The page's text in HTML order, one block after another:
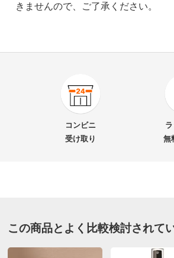
きませんので、ご了承ください。
900-BL08-12
かづきれいこ Deux Program
クレンジングウォーター
お支払い方法
拭き取りタイプのクレンジングはよ
が、こちらは落ちが良く、肌もしっ
に入りました。
コンビニ
受け取り
無
この商品とよく比較検討されて